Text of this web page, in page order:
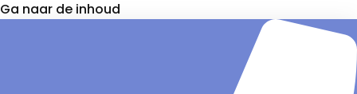
Ga naar de inhoud